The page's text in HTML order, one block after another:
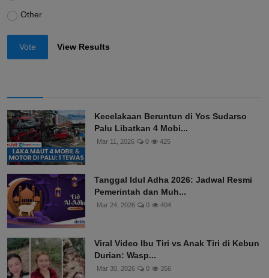
Other
Vote View Results
Kecelakaan Beruntun di Yos Sudarso
Palu Libatkan 4 Mobi...
Mar 11, 2026 0 425
Tanggal Idul Adha 2026: Jadwal Resmi
Pemerintah dan Muh...
Mar 24, 2026 0 404
Viral Video Ibu Tiri vs Anak Tiri di Kebun
Durian: Wasp...
Mar 30, 2026 0 356